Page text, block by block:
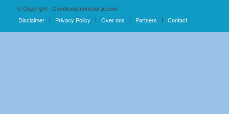
© Copyright - Goedkooptreinkaartje.com
Disclaimer
Privacy Policy Over ons Partners Contact